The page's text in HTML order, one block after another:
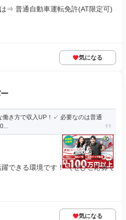
⇒ 普通自動車運転免許(AT限定可)
気になる
働き方で収入UP！✓ 必要なのは普通
できる環境です！ ＼ぜひご応募く
気になる